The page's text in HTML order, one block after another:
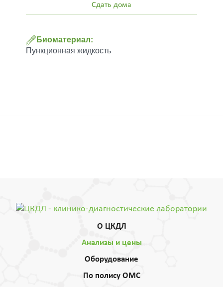
Сдать дома
Биоматериал:
Пункционная жидкость
О ЦКДЛ
Анализы и цены
Оборудование
По полису ОМС